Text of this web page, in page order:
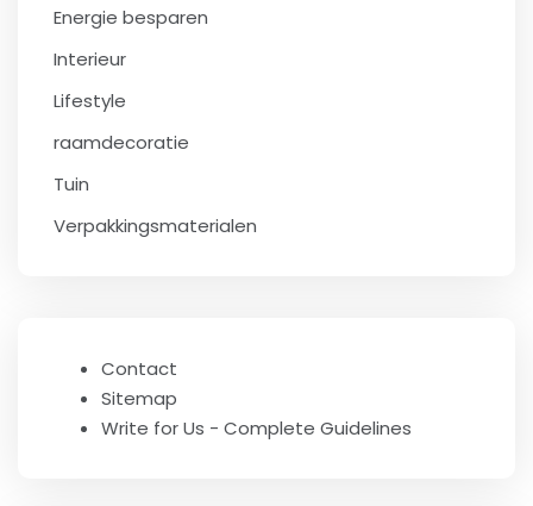
Energie besparen
Interieur
Lifestyle
raamdecoratie
Tuin
Verpakkingsmaterialen
Contact
Sitemap
Write for Us - Complete Guidelines